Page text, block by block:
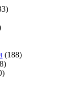
(188)